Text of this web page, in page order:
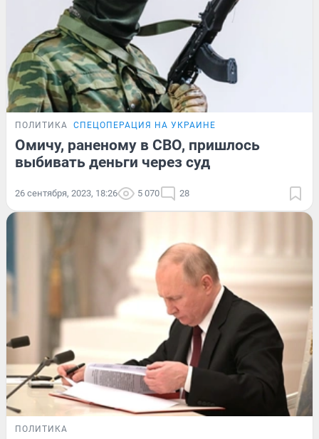
ПОЛИТИКА СПЕЦОПЕРАЦИЯ НА УКРАИНЕ
Омичу, раненому в СВО, пришлось
выбивать деньги через суд
26 сентября, 2023, 18:26 5 070 28
ПОЛИТИКА